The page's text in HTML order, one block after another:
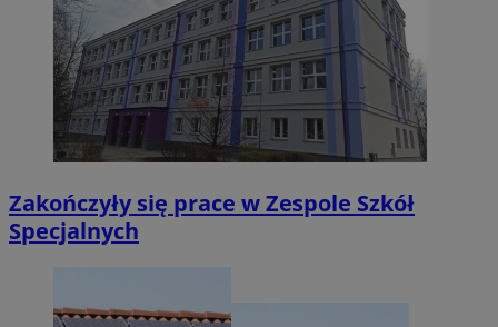
Zakończyły się prace w Zespole Szkół
Specjalnych